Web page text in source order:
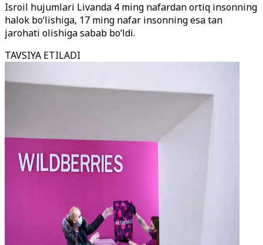
Isroil hujumlari Livanda 4 ming nafardan ortiq insonning
halok bo‘lishiga, 17 ming nafar insonning esa tan
jarohati olishiga sabab bo‘ldi.
TAVSIYA ETILADI